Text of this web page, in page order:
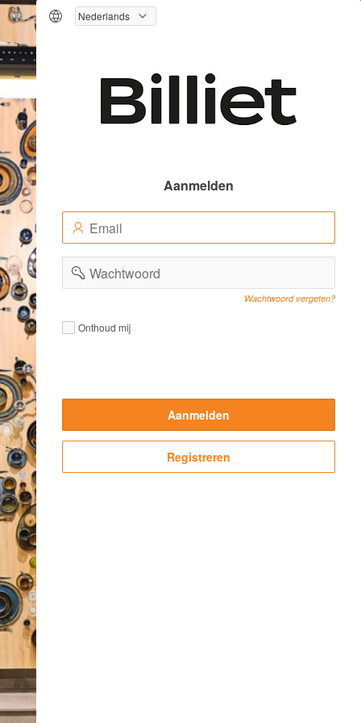
Aanmelden
mailadres(Value
Required)
Wachtwoord
(Value
Required)
Wachtwoord vergeten?
Remember
me
Remember
Onthoud mij
Aanmelden
Registreren